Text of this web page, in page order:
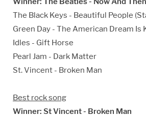
The Black Keys - Beautiful People
Green Day - The American Dream Is
Idles - Gift Horse
Pearl Jam - Dark Matter
St. Vincent - Broken Man
Best rock song
Winner: St Vincent - Broken Man